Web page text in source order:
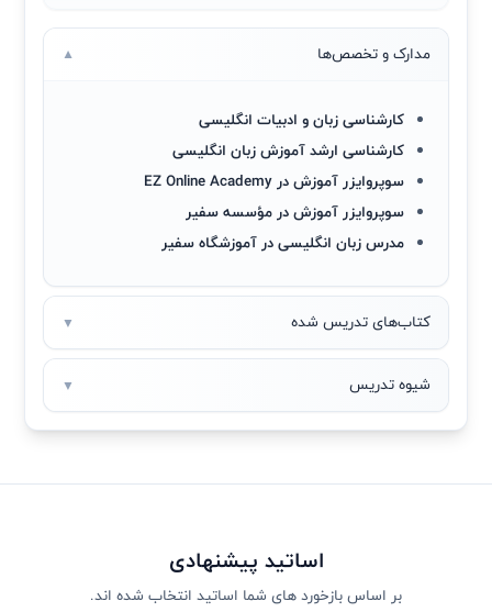
مدارک و تخصص‌ها ▼
کارشناسی زبان و ادبیات انگلیسی
کارشناسی ارشد آموزش زبان انگلیسی
سوپروایزر آموزش در EZ Online Academy
سوپروایزر آموزش در مؤسسه سفیر
مدرس زبان انگلیسی در آموزشگاه سفیر
کتاب‌های تدریس شده ▼
شیوه تدریس ▼
اساتید پیشنهادی
بر اساس بازخورد های شما اساتید انتخاب شده اند.